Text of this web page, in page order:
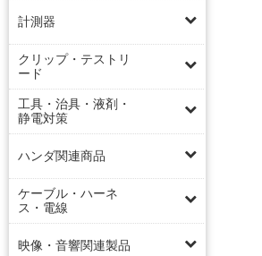
計測器
クリップ・テストリ
ード
工具・治具・液剤・
静電対策
ハンダ関連商品
ケーブル・ハーネ
ス・電線
映像・音響関連製品